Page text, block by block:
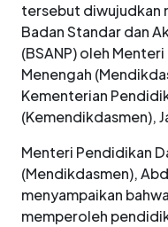
tersebut diwujudkan
Badan Standar dan
(BSANP) oleh
Menengah
Kementerian
(Kemendikdasmen),
Menteri Pendidikan
(Mendikdasmen),
menyampaikan
memperoleh